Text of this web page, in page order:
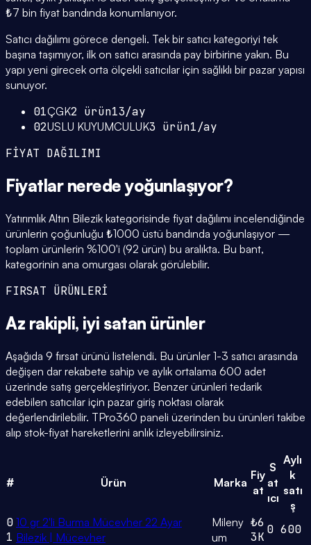
₺7 bin fiyat bandında konumlanıyor.
Satıcı dağılımı görece dengeli. Tek bir satıcı kategoriyi tek
başına taşımıyor, ilk on satıcı arasında pay birbirine yakın. Bu
yapı yeni girecek orta ölçekli satıcılar için sağlıklı bir pazar yapısı
sunuyor.
01ÇGK2 ürün13/ay
02USLU KUYUMCULUK3 ürün1/ay
FİYAT DAĞILIMI
Fiyatlar nerede yoğunlaşıyor?
Yatırımlık Altın Bilezik kategorisinde fiyat dağılımı incelendiğinde
ürünlerin çoğunluğu ₺1000 üstü bandında yoğunlaşıyor —
toplam ürünlerin %100'i (92 ürün) bu aralıkta. Bu bant,
kategorinin ana omurgası olarak görülebilir.
FIRSAT ÜRÜNLERİ
Az rakipli, iyi satan ürünler
Aşağıda 9 fırsat ürünü listelendi. Bu ürünler 1-3 satıcı arasında
değişen dar rekabete sahip ve aylık ortalama 600 adet
üzerinde satış gerçekleştiriyor. Benzer ürünleri tedarik
edebilen satıcılar için pazar giriş noktası olarak
değerlendirilebilir. TPro360 paneli üzerinden bu ürünleri takibe
alıp stok-fiyat hareketlerini anlık izleyebilirsiniz.
# Ürün Marka
Fiy
at
S
at
ıcı
Aylı
k
satı
ş
0
1
10 gr 2'li Burma Mücevher 22 Ayar
Bilezik | Mücevher
Mileny
um
₺6
3K
0 600